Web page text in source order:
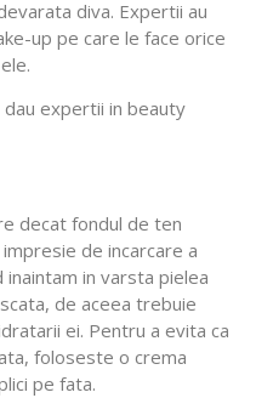
diva. Expertii au
up pe care le face orice
expertii in beauty
decat fondul de ten
de incarcare a
inaintam in varsta pielea
de aceea trebuie
ei. Pentru a evita ca
foloseste o crema
pe fata.